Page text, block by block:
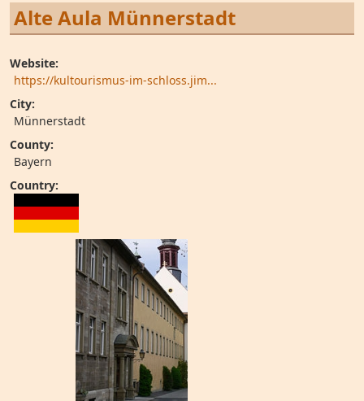
Alte Aula Münnerstadt
Website:
https://kultourismus-im-schloss.jim...
City:
Münnerstadt
County:
Bayern
Country: